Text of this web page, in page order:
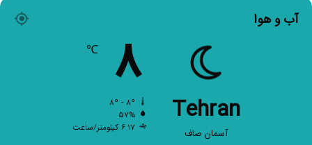
آب و هوا
Tehran
آسمان صاف
۸ ℃
۵۷%
۶.۱۷ کیلومتر/ساعت